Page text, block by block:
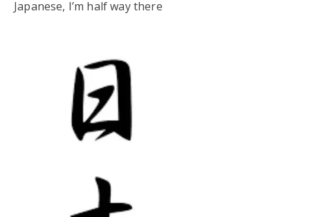
Japanese, I’m half way there